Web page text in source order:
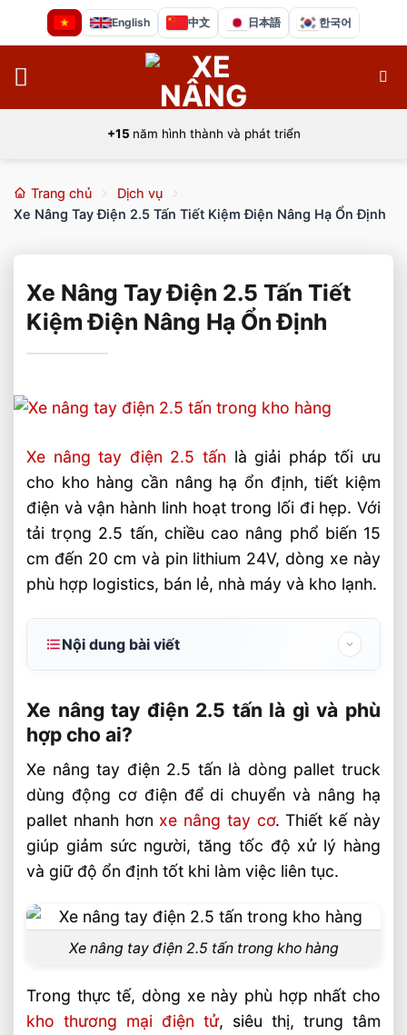
dung
English 中文 日本語 한국어
+15 năm hình thành và phát triển
Trang chủ
Dịch vụ
Xe Nâng Tay Điện 2.5 Tấn Tiết Kiệm Điện Nâng Hạ Ổn Định
Xe Nâng Tay Điện 2.5 Tấn Tiết
Kiệm Điện Nâng Hạ Ổn Định
Xe nâng tay điện 2.5 tấn là giải pháp tối ưu
cho kho hàng cần nâng hạ ổn định, tiết kiệm
điện và vận hành linh hoạt trong lối đi hẹp. Với
tải trọng 2.5 tấn, chiều cao nâng phổ biến 15
cm đến 20 cm và pin lithium 24V, dòng xe này
phù hợp logistics, bán lẻ, nhà máy và kho lạnh.
Nội dung bài viết
cho ai?
Vì sao xe nâng tay điện 2.5 tấn tiết kiệm
điện và nâng hạ ổn định?
Cách chọn xe nâng tay điện 2.5 tấn đúng
nhu cầu
Câu hỏi thường gặp về xe nâng tay điện
2.5 tấn tiết kiệm điện nâng hạ ổn định FAQ
Xe nâng tay điện 2.5 tấn có phù hợp cho
kho hàng nhỏ không?
cho xe nâng tay điện 2.5 tấn?
Xe nâng tay điện 2.5 tấn có dùng được
Xe nâng tay điện 2.5 tấn là gì và phù
hợp cho ai?
Xe nâng tay điện 2.5 tấn là dòng pallet truck
dùng động cơ điện để di chuyển và nâng hạ
pallet nhanh hơn xe nâng tay cơ. Thiết kế này
giúp giảm sức người, tăng tốc độ xử lý hàng
và giữ độ ổn định tốt khi làm việc liên tục.
Xe nâng tay điện 2.5 tấn trong kho hàng
Trong thực tế, dòng xe này phù hợp nhất cho
kho thương mại điện tử, siêu thị, trung tâm